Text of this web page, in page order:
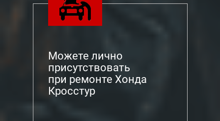
Можете лично
присутствовать
при ремонте Хонда
Кросстур